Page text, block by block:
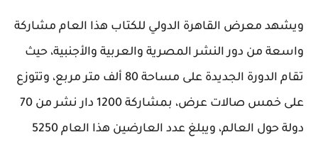
ويشهد معرض القاهرة الدولي للكتاب هذا العام مشاركة
واسعة من دور النشر المصرية والعربية والأجنبية، حيث
تقام الدورة الجديدة على مساحة 80 ألف متر مربع، وتتوزع
على خمس صالات عرض، بمشاركة 1200 دار نشر من 70
دولة حول العالم، ويبلغ عدد العارضين هذا العام 5250